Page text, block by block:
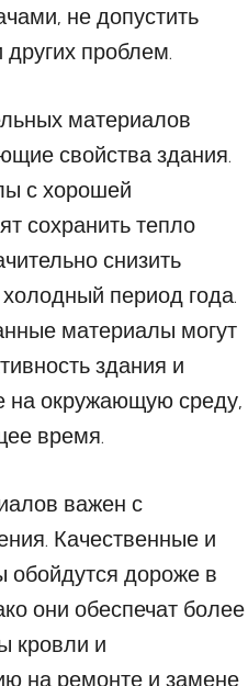
не допустить
других проблем.
материалов
свойства здания.
с хорошей
сохранить тепло
снизить
период года.
материалы могут
здания и
на окружающую среду,
время.
важен с
Качественные и
обойдутся дороже в
они обеспечат более
кровли и
на ремонте и замене